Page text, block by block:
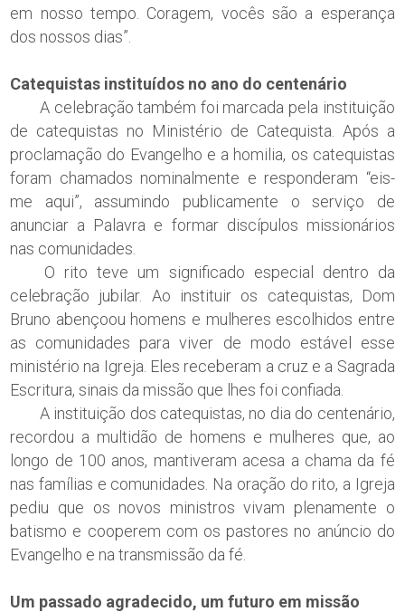
em nosso tempo. Coragem, vocês são a esperança
dos nossos dias”.
Catequistas instituídos no ano do centenário
A celebração também foi marcada pela instituição
de catequistas no Ministério de Catequista. Após a
proclamação do Evangelho e a homilia, os catequistas
foram chamados nominalmente e responderam “eis-
me aqui”, assumindo publicamente o serviço de
anunciar a Palavra e formar discípulos missionários
nas comunidades.
O rito teve um significado especial dentro da
celebração jubilar. Ao instituir os catequistas, Dom
Bruno abençoou homens e mulheres escolhidos entre
as comunidades para viver de modo estável esse
ministério na Igreja. Eles receberam a cruz e a Sagrada
Escritura, sinais da missão que lhes foi confiada.
A instituição dos catequistas, no dia do centenário,
recordou a multidão de homens e mulheres que, ao
longo de 100 anos, mantiveram acesa a chama da fé
nas famílias e comunidades. Na oração do rito, a Igreja
pediu que os novos ministros vivam plenamente o
batismo e cooperem com os pastores no anúncio do
Evangelho e na transmissão da fé.
Um passado agradecido, um futuro em missão